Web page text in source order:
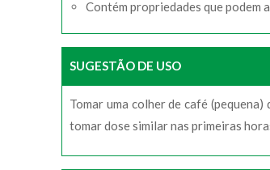
Contém propriedades que
SUGESTÃO DE USO
Tomar uma colher de café
tomar dose similar nas primeiras